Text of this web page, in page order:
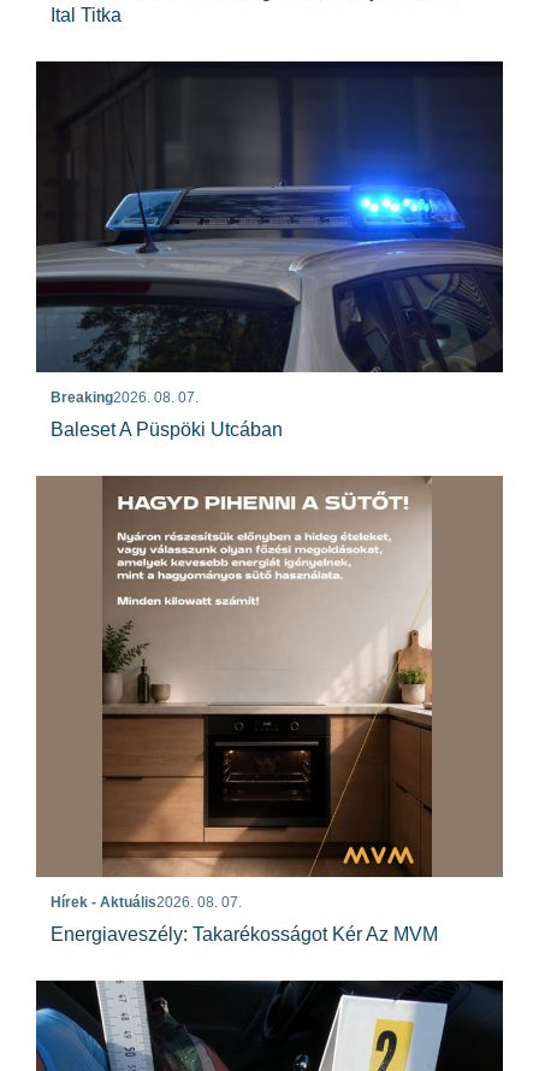
Ital Titka
Breaking2026. 08. 07.
Baleset A Püspöki Utcában
Hírek - Aktuális2026. 08. 07.
Energiaveszély: Takarékosságot Kér Az MVM